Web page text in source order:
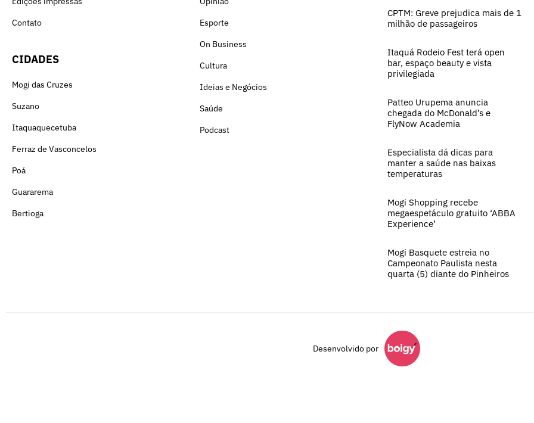
Contato
CIDADES
Mogi das Cruzes
Suzano
Itaquaquecetuba
Ferraz de Vasconcelos
Poá
Guararema
Bertioga
Esporte
On Business
Cultura
Ideias e Negócios
Saúde
Podcast
CPTM: Greve prejudica mais de 1
milhão de passageiros
Itaquá Rodeio Fest terá open
bar, espaço beauty e vista
privilegiada
Patteo Urupema anuncia
chegada do McDonald’s e
FlyNow Academia
Especialista dá dicas para
manter a saúde nas baixas
temperaturas
Mogi Shopping recebe
megaespetáculo gratuito ‘ABBA
Experience’
Mogi Basquete estreia no
Campeonato Paulista nesta
quarta (5) diante do Pinheiros
Desenvolvido por